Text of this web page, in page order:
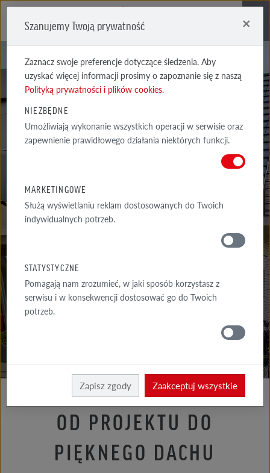
PORADY
PORADY
ELEWACJA
OD PROJEKTU DO
PIĘKNEGO DACHU
Szanujemy Twoją prywatność ×
Zaznacz swoje preferencje dotyczące śledzenia. Aby
uzyskać więcej informacji prosimy o zapoznanie się z naszą
Polityką prywatności i plików cookies.
NIEZBĘDNE
Umożliwiają wykonanie wszystkich operacji w serwisie oraz
zapewnienie prawidłowego działania niektórych funkcji.
MARKETINGOWE
Służą wyświetlaniu reklam dostosowanych do Twoich
indywidualnych potrzeb.
STATYSTYCZNE
Pomagają nam zrozumieć, w jaki sposób korzystasz z
serwisu i w konsekwencji dostosować go do Twoich
potrzeb.
Zapisz zgody Zaakceptuj wszystkie